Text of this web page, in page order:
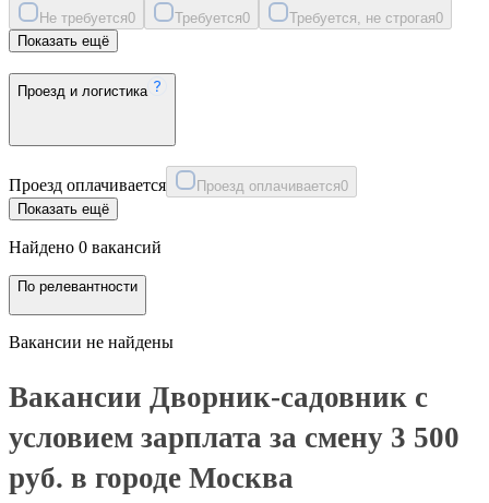
Не требуется0 Требуется0 Требуется, не строгая0
Показать ещё
Проезд и логистика
Проезд оплачивается Проезд оплачивается0
Показать ещё
Найдено 0 вакансий
По релевантности
Вакансии не найдены
Вакансии Дворник-садовник с
условием зарплата за смену 3 500
руб. в городе Москва